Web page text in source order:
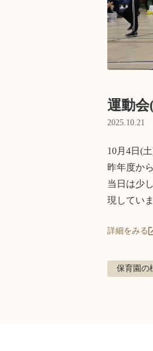
運動
2025.10.21
10月4日(
昨年度か
当日は少
現してい
詳細をみる
保育園の